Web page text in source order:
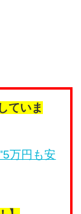
ていま
万円も安